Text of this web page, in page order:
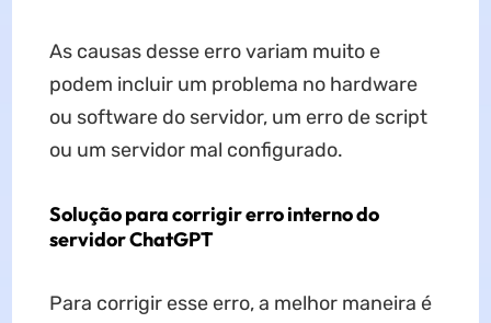
As causas desse erro variam muito e
podem incluir um problema no hardware
ou software do servidor, um erro de script
ou um servidor mal configurado.
Solução para corrigir erro interno do
servidor ChatGPT
Para corrigir esse erro, a melhor maneira é